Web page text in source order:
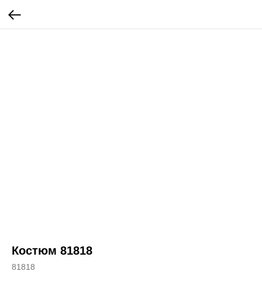
Костюм 81818
81818